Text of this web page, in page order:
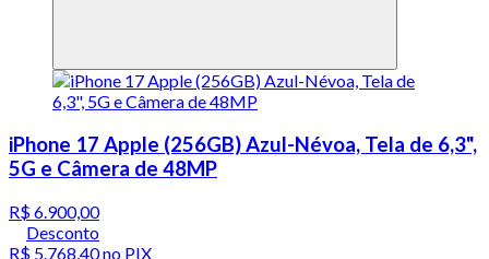
iPhone 17 Apple (256GB) Azul-Névoa, Tela de 6,3",
5G e Câmera de 48MP
R$ 6.900,00
Desconto
R$ 5.768,40no PIX